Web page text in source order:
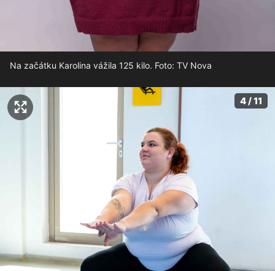
Na začátku Karolina vážila 125 kilo. Foto: TV Nova
4 / 11